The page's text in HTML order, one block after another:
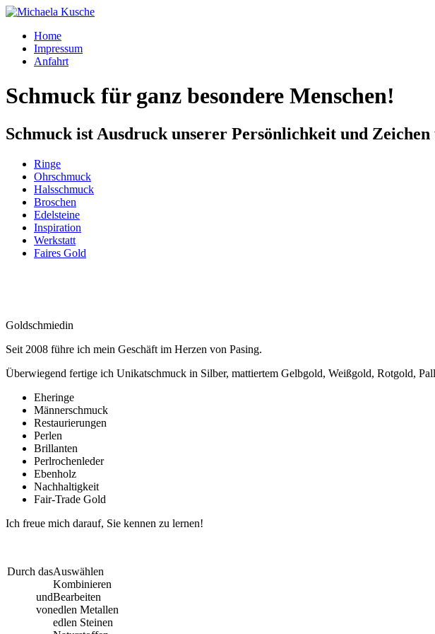
Home
Impressum
Anfahrt
Schmuck für ganz besondere Menschen!
Schmuck ist Ausdruck unserer Persönlichkeit und
Ringe
Ohrschmuck
Halsschmuck
Broschen
Edelsteine
Inspiration
Werkstatt
Faires Gold
Goldschmiedin
Seit 2008 führe ich mein Geschäft im Herzen von Pasing.
Überwiegend fertige ich Unikatschmuck in Silber, mattiertem Gelbgold, Weißgold, Rotgold,
Eheringe
Männerschmuck
Restaurierungen
Perlen
Brillanten
Perlrochenleder
Ebenholz
Nachhaltigkeit
Fair-Trade Gold
Ich freue mich darauf, Sie kennen zu lernen!
Durch das
und
von
Auswählen
Kombinieren
Bearbeiten
edlen Metallen
edlen Steinen